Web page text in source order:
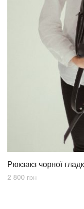
Рюкзакз чорної
2 800 грн